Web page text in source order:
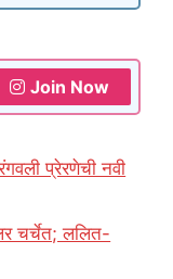
Join Now
प्रेरणेची नवी
चर्चेत; ललित-